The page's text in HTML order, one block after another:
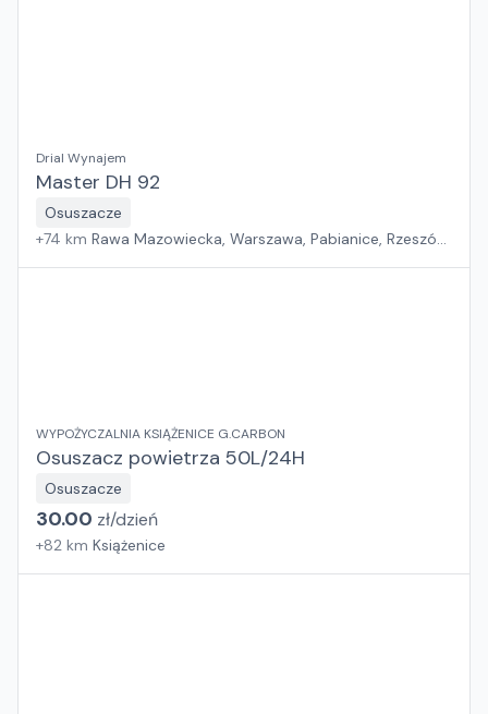
Drial Wynajem
Master DH 92
Osuszacze
+74 km Rawa Mazowiecka, Warszawa, Pabianice, Rzeszów,
WYPOŻYCZALNIA KSIĄŻENICE G.CARBON
Osuszacz powietrza 50L/24H
Osuszacze
30.00 zł/dzień
+82 km Książenice